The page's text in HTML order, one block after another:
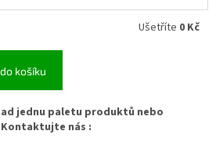
Ušetříte 0 Kč
košíku
jednu paletu produktů nebo
nás :